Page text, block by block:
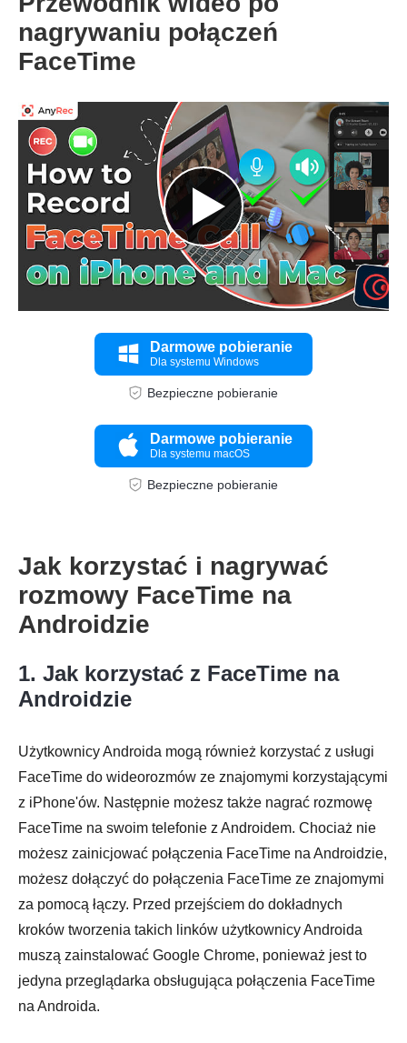
nagrywaniu połączeń
FaceTime
Darmowe pobieranie
Dla systemu Windows
Bezpieczne pobieranie
Darmowe pobieranie
Dla systemu macOS
Bezpieczne pobieranie
Jak korzystać i nagrywać
rozmowy FaceTime na
Androidzie
1. Jak korzystać z FaceTime na
Androidzie
Użytkownicy Androida mogą również korzystać z usługi
FaceTime do wideorozmów ze znajomymi korzystającymi
z iPhone'ów. Następnie możesz także nagrać rozmowę
FaceTime na swoim telefonie z Androidem. Chociaż nie
możesz zainicjować połączenia FaceTime na Androidzie,
możesz dołączyć do połączenia FaceTime ze znajomymi
za pomocą łączy. Przed przejściem do dokładnych
kroków tworzenia takich linków użytkownicy Androida
muszą zainstalować Google Chrome, ponieważ jest to
jedyna przeglądarka obsługująca połączenia FaceTime
na Androida.